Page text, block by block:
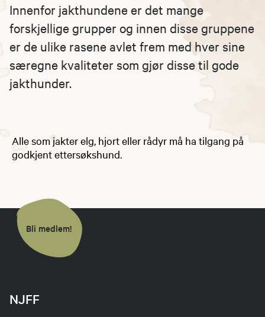
Innenfor jakthundene er det mange
forskjellige grupper og innen disse gruppene
er de ulike rasene avlet frem med hver sine
særegne kvaliteter som gjør disse til gode
jakthunder.
Alle som jakter elg, hjort eller rådyr må ha tilgang på
godkjent ettersøkshund.
Bli medlem!
NJFF